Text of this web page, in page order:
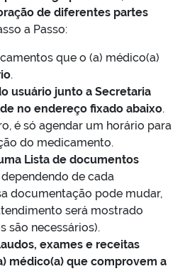
de diferentes partes
a Passo:
que o (a) médico(a)
.
usuário junto a Secretaria
no endereço fixado abaixo.
é só agendar um horário para
do medicamento.
Lista de documentos
de cada
documentação pode mudar,
será mostrado
são necessários).
exames e receitas
médico(a) que comprovem a